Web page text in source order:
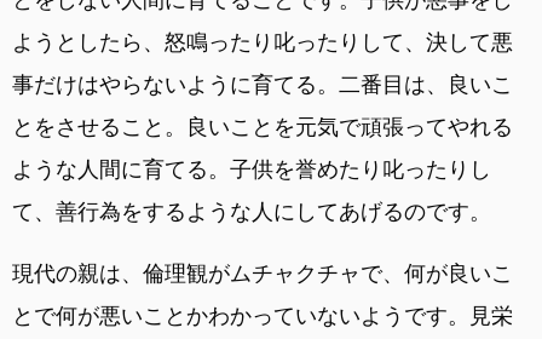
ようとしたら、怒鳴ったり叱ったりして、決して悪
事だけはやらないように育てる。二番目は、良いこ
とをさせること。良いことを元気で頑張ってやれる
ような人間に育てる。子供を誉めたり叱ったりし
て、善行為をするような人にしてあげるのです。
現代の親は、倫理観がムチャクチャで、何が良いこ
とで何が悪いことかわかっていないようです。見栄